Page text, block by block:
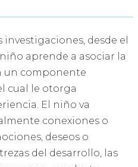
desde el
aprende a asociar la
un componente
cual le otorga
El niño va
conexiones o
deseos o
del desarrollo, las